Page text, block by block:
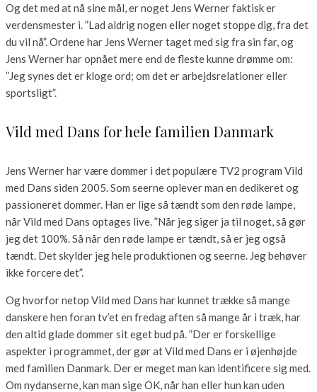
Og det med at nå sine mål, er noget Jens Werner faktisk er
verdensmester i. ”Lad aldrig nogen eller noget stoppe dig, fra det
du vil nå”. Ordene har Jens Werner taget med sig fra sin far, og
Jens Werner har opnået mere end de fleste kunne drømme om:
”Jeg synes det er kloge ord; om det er arbejdsrelationer eller
sportsligt”.
Vild med Dans for hele familien Danmark
Jens Werner har være dommer i det populære TV2 program Vild
med Dans siden 2005. Som seerne oplever man en dedikeret og
passioneret dommer. Han er lige så tændt som den røde lampe,
når Vild med Dans optages live. ”Når jeg siger ja til noget, så gør
jeg det 100%. Så når den røde lampe er tændt, så er jeg også
tændt. Det skylder jeg hele produktionen og seerne. Jeg behøver
ikke forcere det”.
Og hvorfor netop Vild med Dans har kunnet trække så mange
danskere hen foran tv’et en fredag aften så mange år i træk, har
den altid glade dommer sit eget bud på. ”Der er forskellige
aspekter i programmet, der gør at Vild med Dans er i øjenhøjde
med familien Danmark. Der er meget man kan identificere sig med.
Om nydanserne, kan man sige OK, når han eller hun kan uden